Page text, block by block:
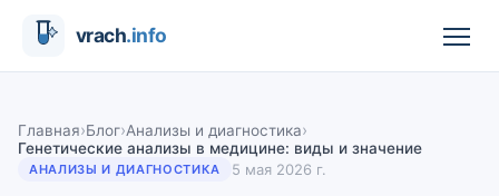
Главная›Блог›Анализы и диагностика›
Генетические анализы в медицине: виды и значение
АНАЛИЗЫ И ДИАГНОСТИКА 5 мая 2026 г.